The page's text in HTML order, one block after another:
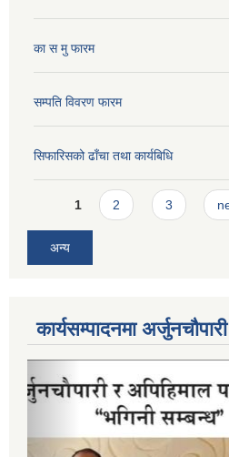
का स मु फारम
सम्पति विवरण फारम
सिफारिसको ढाँचा तथा कार्यबिधि
Pages
1 2 3
अन्य
कार्यसम्पादनमा अर्जुनचौपारी